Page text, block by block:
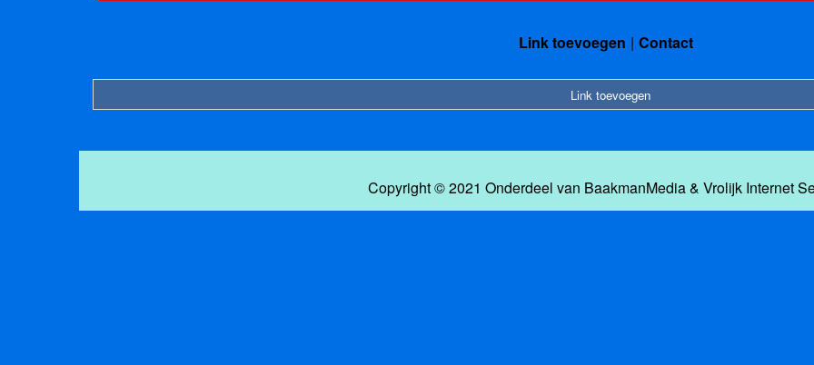
Link toevoegen Contact
Link toevoegen
Copyright © 2021 Onderdeel van BaakmanMedia& Vrolijk Internet